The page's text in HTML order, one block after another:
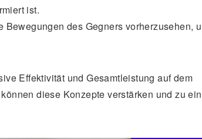
ist.
des Gegners vorherzusehen,
Effektivität und Gesamtleistung auf dem
diese Konzepte verstärken und zu